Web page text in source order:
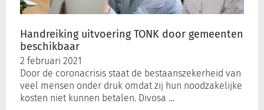
Handreiking uitvoering TONK door gemeenten
beschikbaar
2 februari 2021
Door de coronacrisis staat de bestaanszekerheid van
veel mensen onder druk omdat zij hun noodzakelijke
kosten niet kunnen betalen. Divosa …